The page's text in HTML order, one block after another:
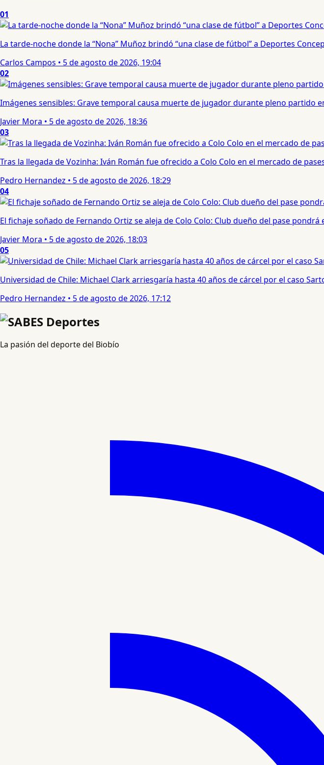
01
La tarde-noche donde la “Nona” Muñoz brindó “una clase de fútbol” a Deportes
Carlos Campos • 5 de agosto de 2026, 19:04
02
Imágenes sensibles: Grave temporal causa muerte de jugador durante pleno partido
Javier Mora • 5 de agosto de 2026, 18:36
03
Tras la llegada de Vozinha: Iván Román fue ofrecido a Colo Colo en el mercado de
Pedro Hernandez • 5 de agosto de 2026, 18:29
04
El fichaje soñado de Fernando Ortiz se aleja de Colo Colo: Club dueño del pase
Javier Mora • 5 de agosto de 2026, 18:03
05
Universidad de Chile: Michael Clark arriesgaría hasta 40 años de cárcel por el caso
Pedro Hernandez • 5 de agosto de 2026, 17:12
La pasión del deporte del Biobío